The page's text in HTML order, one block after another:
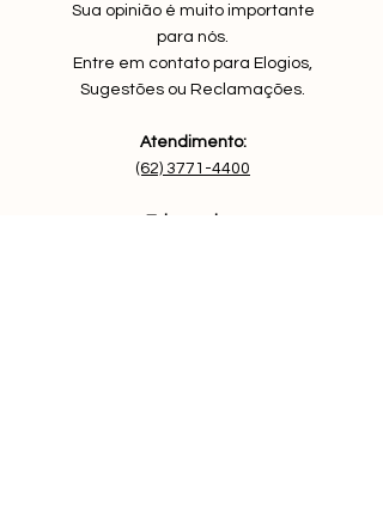
Sua opinião é muito importante
para nós.
Entre em contato para Elogios,
Sugestões ou Reclamações.
Atendimento:
(62) 3771-4400